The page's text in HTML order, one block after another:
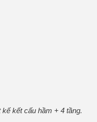
kết cấu hầm + 4 tầng.